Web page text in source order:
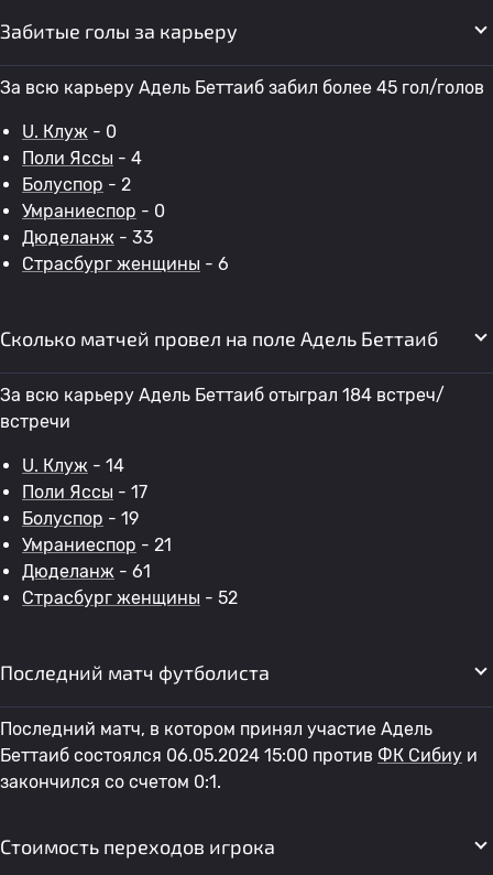
Забитые голы за карьеру
За всю карьеру Адель Беттаиб забил более 45 гол/голов
U. Клуж - 0
Поли Яссы - 4
Болуспор - 2
Умраниеспор - 0
Дюделанж - 33
Страсбург женщины - 6
Сколько матчей провел на поле Адель Беттаиб
За всю карьеру Адель Беттаиб отыграл 184 встреч/
встречи
U. Клуж - 14
Поли Яссы - 17
Болуспор - 19
Умраниеспор - 21
Дюделанж - 61
Страсбург женщины - 52
Последний матч футболиста
Последний матч, в котором принял участие Адель
Беттаиб состоялся 06.05.2024 15:00 против ФК Сибиу и
закончился со счетом 0:1.
Стоимость переходов игрока